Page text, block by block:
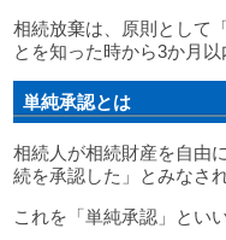
相続放棄は、原則として
とを知った時から3か月以
単純承認とは
相続人が相続財産を自由
続を承認した」とみなさ
これを「単純承認」とい